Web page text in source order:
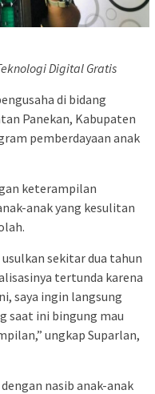
Digital Gratis
di bidang
Panekan, Kabupaten
pemberdayaan anak
keterampilan
anak yang kesulitan
sekitar dua tahun
tertunda karena
saya ingin langsung
saat ini bingung mau
ungkap Suparlan,
nasib anak-anak